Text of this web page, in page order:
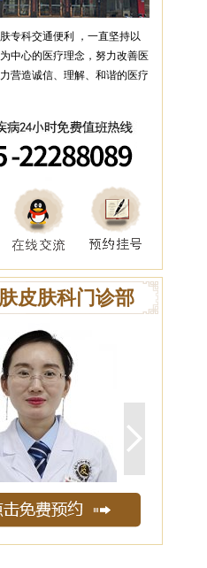
专科交通便利 ，一直坚持以
中心的医疗理念，努力改善医
营造诚信、理解、和谐的医疗
皮肤科门诊部